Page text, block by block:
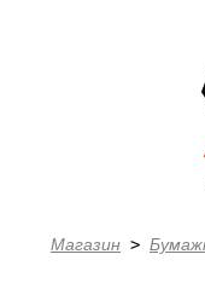
Магазин >